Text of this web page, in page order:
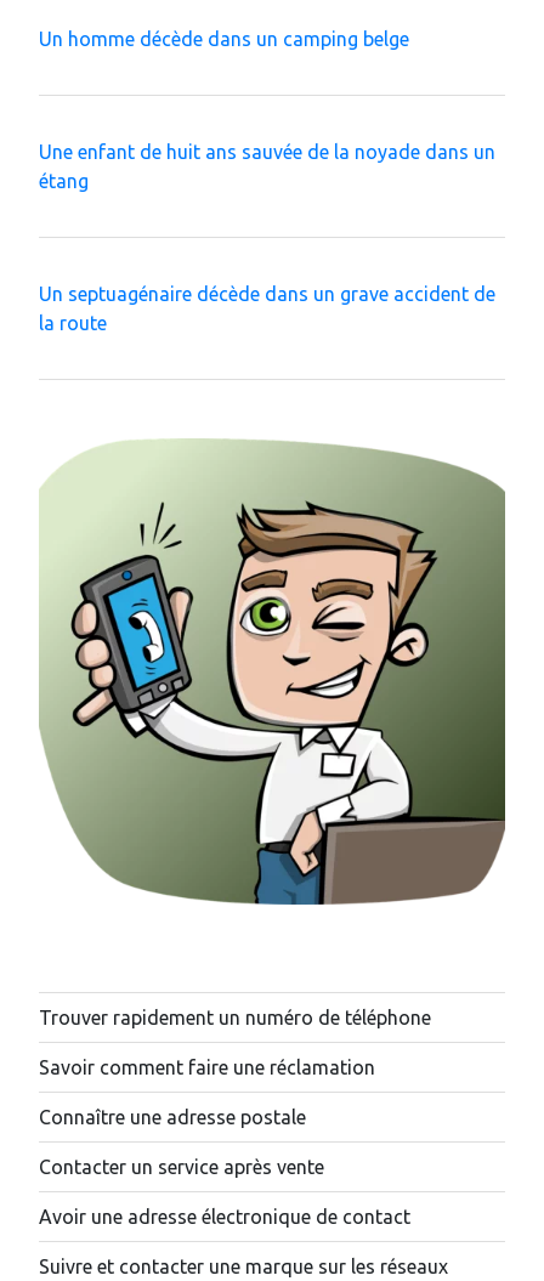
Un homme décède dans un camping belge
Une enfant de huit ans sauvée de la noyade dans un
étang
Un septuagénaire décède dans un grave accident de
la route
Trouver rapidement un numéro de téléphone
Savoir comment faire une réclamation
Connaître une adresse postale
Contacter un service après vente
Avoir une adresse électronique de contact
Suivre et contacter une marque sur les réseaux